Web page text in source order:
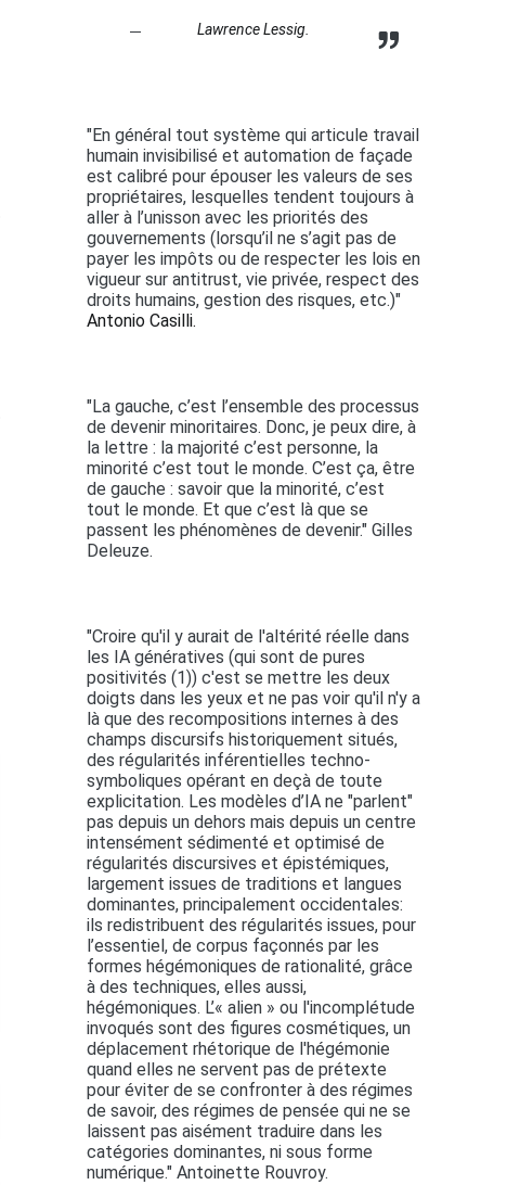
Lawrence Lessig.
"En général tout système qui articule travail
humain invisibilisé et automation de façade
est calibré pour épouser les valeurs de ses
propriétaires, lesquelles tendent toujours à
aller à l’unisson avec les priorités des
gouvernements (lorsqu’il ne s’agit pas de
payer les impôts ou de respecter les lois en
vigueur sur antitrust, vie privée, respect des
droits humains, gestion des risques, etc.)"
Antonio Casilli.
"La gauche, c’est l’ensemble des processus
de devenir minoritaires. Donc, je peux dire, à
la lettre : la majorité c’est personne, la
minorité c’est tout le monde. C’est ça, être
de gauche : savoir que la minorité, c’est
tout le monde. Et que c’est là que se
passent les phénomènes de devenir." Gilles
Deleuze.
"Croire qu'il y aurait de l'altérité réelle dans
les IA génératives (qui sont de pures
positivités (1)) c'est se mettre les deux
doigts dans les yeux et ne pas voir qu'il n'y a
là que des recompositions internes à des
champs discursifs historiquement situés,
des régularités inférentielles techno-
symboliques opérant en deçà de toute
explicitation. Les modèles d’IA ne "parlent"
pas depuis un dehors mais depuis un centre
intensément sédimenté et optimisé de
régularités discursives et épistémiques,
largement issues de traditions et langues
dominantes, principalement occidentales:
ils redistribuent des régularités issues, pour
l’essentiel, de corpus façonnés par les
formes hégémoniques de rationalité, grâce
à des techniques, elles aussi,
hégémoniques. L’« alien » ou l'incomplétude
invoqués sont des figures cosmétiques, un
déplacement rhétorique de l'hégémonie
quand elles ne servent pas de prétexte
pour éviter de se confronter à des régimes
de savoir, des régimes de pensée qui ne se
laissent pas aisément traduire dans les
catégories dominantes, ni sous forme
numérique." Antoinette Rouvroy.